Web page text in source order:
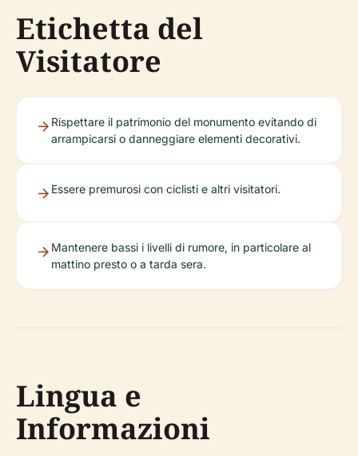
Etichetta del
Visitatore
Rispettare il patrimonio del monumento evitando di
arrampicarsi o danneggiare elementi decorativi.
Essere premurosi con ciclisti e altri visitatori.
Mantenere bassi i livelli di rumore, in particolare al
mattino presto o a tarda sera.
Lingua e
Informazioni